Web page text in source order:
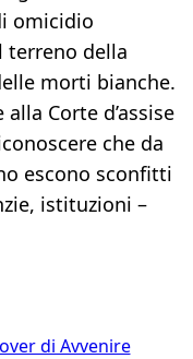
omicidio
terreno della
morti bianche.
Corte d’assise
che da
escono sconfitti
istituzioni –
di Avvenire